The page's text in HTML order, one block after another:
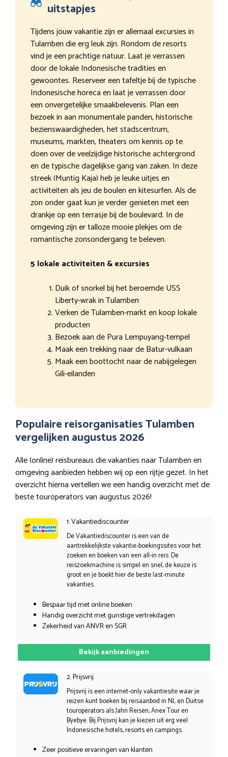
uitstapjes
Tijdens jouw vakantie zijn er allemaal excursies in
Tulamben die erg leuk zijn. Rondom de resorts
vind je een prachtige natuur. Laat je verrassen
door de lokale Indonesische tradities en
gewoontes. Reserveer een tafeltje bij de typische
Indonesische horeca en laat je verrassen door
een onvergetelijke smaakbelevenis. Plan een
bezoek in aan monumentale panden, historische
bezienswaardigheden, het stadscentrum,
museums, markten, theaters om kennis op te
doen over de veelzijdige historische achtergrond
en de typische dagelijkse gang van zaken. In deze
streek (Muntig Kaja) heb je leuke uitjes en
activiteiten als jeu de boulen en kitesurfen. Als de
zon onder gaat kun je verder genieten met een
drankje op een terrasje bij de boulevard. In de
omgeving zijn er talloze mooie plekjes om de
romantische zonsondergang te beleven.
5 lokale activiteiten & excursies
Duik of snorkel bij het beroemde USS
Liberty-wrak in Tulamben
Verken de Tulamben-markt en koop lokale
producten
Bezoek aan de Pura Lempuyang-tempel
Maak een trekking naar de Batur-vulkaan
Maak een boottocht naar de nabijgelegen
Gili-eilanden
Populaire reisorganisaties Tulamben
vergelijken augustus 2026
Alle (online) reisbureaus die vakanties naar Tulamben en
omgeving aanbieden hebben wij op een rijtje gezet. In het
overzicht hierna vertellen we een handig overzicht met de
beste touroperators van augustus 2026!
1. Vakantiediscounter
De Vakantiediscounter is een van de
aantrekkelijkste vakantie-boekingssites voor het
zoeken en boeken van een all-in reis. De
reiszoekmachine is simpel en snel, de keuze is
groot en je boekt hier de beste last-minute
vakanties.
Bespaar tijd met online boeken
Handig overzicht met gunstige vertrekdagen
Zekerheid van ANVR en SGR
Bekijk aanbiedingen
2. Prijsvrij
Prijsvrij is een internet-only vakantiesite waar je
reizen kunt boeken bij reisaanbod in NL en Duitse
touroperators als Jahn Reisen, Anex Tour en
Byebye. Bij Prijsvrij kan je kiezen uit erg veel
Indonesische hotels, resorts en campings.
Zeer positieve ervaringen van klanten